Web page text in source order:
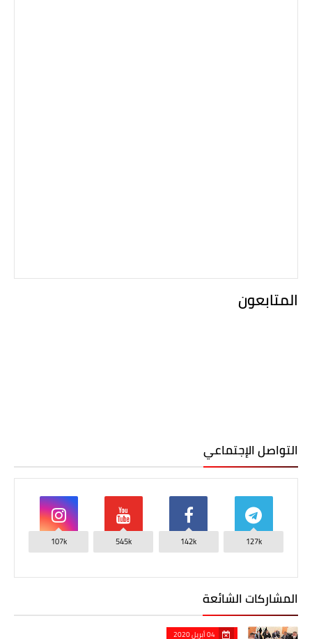
المتابعون
التواصل الإجتماعي
127k
142k
545k
107k
المشاركات الشائعة
04 أبريل 2020